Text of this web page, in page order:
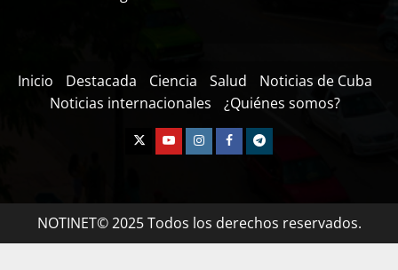
Inicio Destacada Ciencia Salud
Noticias de Cuba
Noticias internacionales
¿Quiénes somos?
NOTINET© 2025 Todos los derechos reservados.